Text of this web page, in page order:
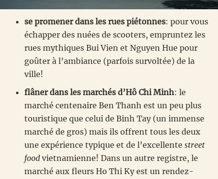
se promener dans les rues piétonnes: pour vous
échapper des nuées de scooters, empruntez les
rues mythiques Bui Vien et Nguyen Hue pour
goûter à l’ambiance (parfois survoltée) de la
ville!
flâner dans les marchés d’Hô Chi Minh: le
marché centenaire Ben Thanh est un peu plus
touristique que celui de Binh Tay (un immense
marché de gros) mais ils offrent tous les deux
une expérience typique et de l’excellente street
food vietnamienne! Dans un autre registre, le
marché aux fleurs Ho Thi Ky est un rendez-